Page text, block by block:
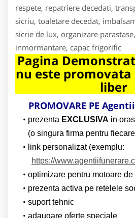
respete, repatriere decedati,
sicriu, toaletare decedat,
sicrie de lux, organizare
inmormantare, capac frigorific
Pagina
nu este
liber
PROMOVARE PE
prezenta EXCLUSIVA in
(o singura firma pentru
link personalizat (exemplu:
https://
optimizare pentru motoare de
prezenta activa pe retelele
suport tehnic
adaugare oferte speciale